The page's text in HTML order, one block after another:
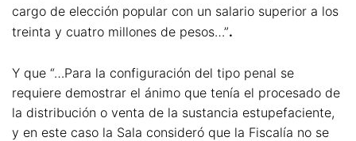
cargo de elección popular con un salario superior a los
treinta y cuatro millones de pesos…”.
Y que “…Para la configuración del tipo penal se
requiere demostrar el ánimo que tenía el procesado de
la distribución o venta de la sustancia estupefaciente,
y en este caso la Sala consideró que la Fiscalía no se